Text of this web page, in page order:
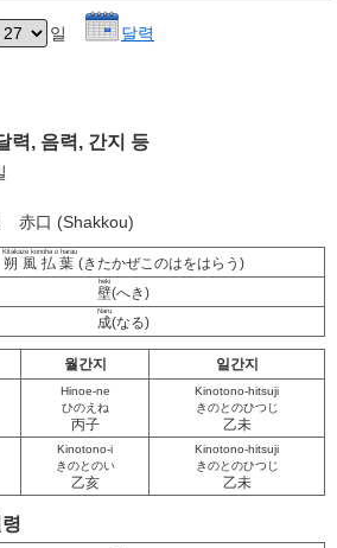
일 달력
력, 음력, 간지 등
赤口 (Shakkou)
朔風払葉
Kitakaze konoha o harau
(きたかぜこのはをはらう)
壁
heki
(へき)
成
Naru
(なる)
월간지 일간지
Hinoe-ne
ひのえね
丙子
Kinotono-hitsuji
きのとのひつじ
乙未
Kinotono-i
きのとのい
乙亥
Kinotono-hitsuji
きのとのひつじ
乙未